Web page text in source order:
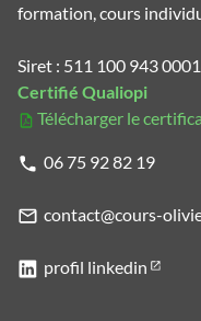
formation, cours
Siret : 511 100 943
Certifié Qualiopi
Télécharger le
06 75 92 82 19
contact@cours-
profil linkedin